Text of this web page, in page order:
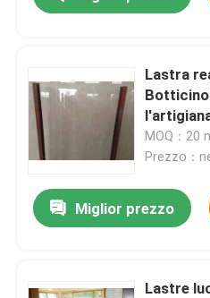
Lastra
MOQ：20
Prezzo：
Miglior prezzo
Lastre